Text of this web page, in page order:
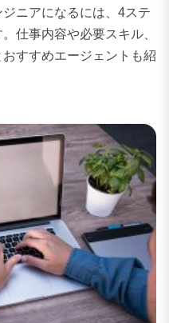
ニアになるには、4ステ
仕事内容や必要スキル、
すすめエージェントも紹